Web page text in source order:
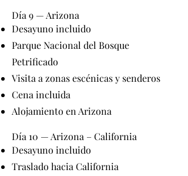
Día 9 — Arizona
Desayuno incluido
Parque Nacional del Bosque
Petrificado
Visita a zonas escénicas y senderos
Cena incluida
Alojamiento en Arizona
Día 10 — Arizona – California
Desayuno incluido
Traslado hacia California